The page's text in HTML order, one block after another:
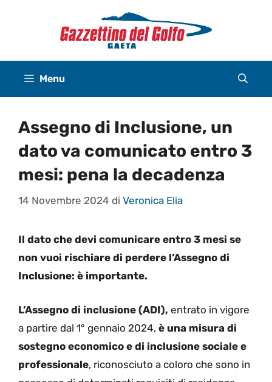
Menu
Assegno di Inclusione, un
dato va comunicato entro 3
mesi: pena la decadenza
14 Novembre 2024 di Veronica Elia
Il dato che devi comunicare entro 3 mesi se
non vuoi rischiare di perdere l’Assegno di
Inclusione: è importante.
L’Assegno di inclusione (ADI), entrato in vigore
a partire dal 1° gennaio 2024, è una misura di
sostegno economico e di inclusione sociale e
professionale, riconosciuto a coloro che sono in